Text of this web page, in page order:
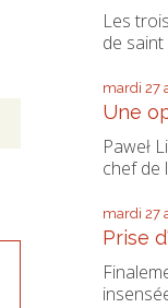
Les
de saint
mardi 27
Une
Paweł
chef de
mardi 27
Prise